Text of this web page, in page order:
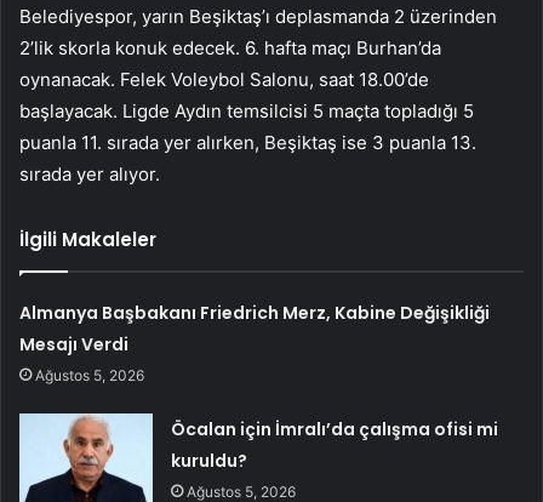
Belediyespor, yarın Beşiktaş’ı deplasmanda 2 üzerinden
2’lik skorla konuk edecek. 6. hafta maçı Burhan’da
oynanacak. Felek Voleybol Salonu, saat 18.00’de
başlayacak. Ligde Aydın temsilcisi 5 maçta topladığı 5
puanla 11. sırada yer alırken, Beşiktaş ise 3 puanla 13.
sırada yer alıyor.
İlgili Makaleler
Almanya Başbakanı Friedrich Merz, Kabine Değişikliği
Mesajı Verdi
Ağustos 5, 2026
Öcalan için İmralı’da çalışma ofisi mi
kuruldu?
Ağustos 5, 2026